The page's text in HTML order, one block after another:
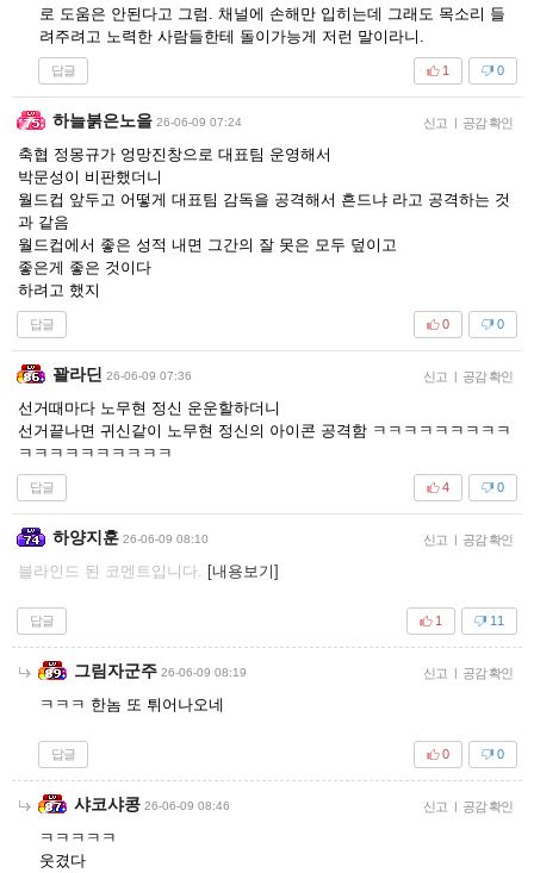
로 도움은 안된다고 그럼. 채널에 손해만 입히는데 그래도 목소리 들
려주려고 노력한 사람들한테 돌이가능게 저런 말이라니.
답글 0
1
하늘붉은노을 26-06-09 07:24 신고 | 공감 확인
축협 정몽규가 엉망진창으로 대표팀 운영해서
박문성이 비판했더니
월드컵 앞두고 어떻게 대표팀 감독을 공격해서 흔드냐 라고 공격하는 것
과 같음
월드컵에서 좋은 성적 내면 그간의 잘 못은 모두 덮이고
좋은게 좋은 것이다
하려고 했지
답글 0
0
꽐라딘 26-06-09 07:36 신고 | 공감 확인
선거때마다 노무현 정신 운운할하더니
선거끝나면 귀신같이 노무현 정신의 아이콘 공격함 ㅋㅋㅋㅋㅋㅋㅋㅋㅋ
ㅋㅋㅋㅋㅋㅋㅋㅋㅋㅋ
답글 0
4
하양지훈 26-06-09 08:10 신고 | 공감 확인
블라인드 된 코멘트입니다. [내용보기]
답글 11
1
그림자군주 26-06-09 08:19 신고 | 공감 확인
ㅋㅋㅋ 한놈 또 튀어나오네
답글 0
0
샤코샤콩 26-06-09 08:46 신고 | 공감 확인
ㅋㅋㅋㅋㅋ
웃겼다